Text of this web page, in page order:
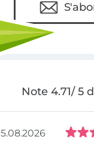
Note 4.71/ 5